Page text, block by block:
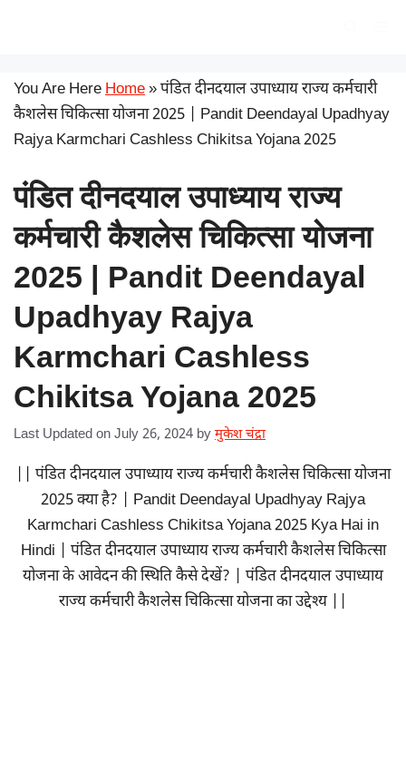
You Are HereHome»पंडित दीनदयाल उपाध्याय राज्य कर्मचारी
कैशलेस चिकित्सा योजना 2025 | Pandit Deendayal Upadhyay
Rajya Karmchari Cashless Chikitsa Yojana 2025
पंडित दीनदयाल उपाध्याय राज्य
कर्मचारी कैशलेस चिकित्सा योजना
2025 | Pandit Deendayal
Upadhyay Rajya
Karmchari Cashless
Chikitsa Yojana 2025
Last Updated on July 26, 2024 by मुकेश चंद्रा
|| पंडित दीनदयाल उपाध्याय राज्य कर्मचारी कैशलेस चिकित्सा योजना
2025 क्या है? | Pandit Deendayal Upadhyay Rajya
Karmchari Cashless Chikitsa Yojana 2025 Kya Hai in
Hindi | पंडित दीनदयाल उपाध्याय राज्य कर्मचारी कैशलेस चिकित्सा
योजना के आवेदन की स्थिति कैसे देखें? | पंडित दीनदयाल उपाध्याय
राज्य कर्मचारी कैशलेस चिकित्सा योजना का उद्देश्य ||